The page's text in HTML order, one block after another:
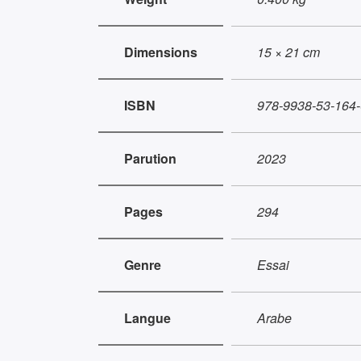
Dimensions 15 × 21 cm
ISBN 978-9938-53-
Parution 2023
Pages 294
Genre Essai
Langue Arabe